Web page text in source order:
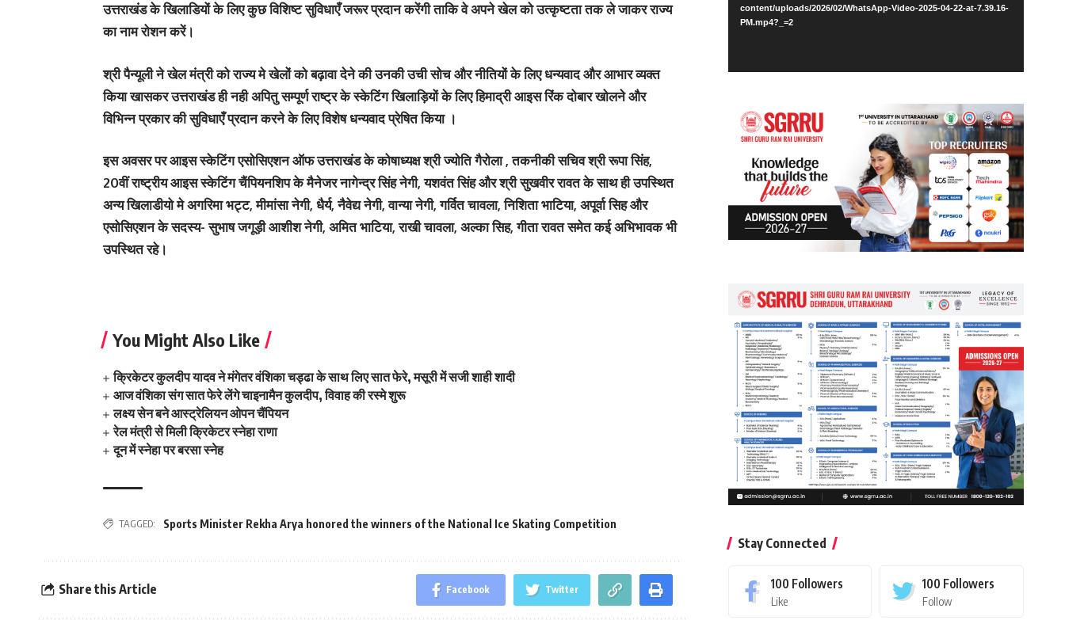
उत्तराखंड के खिलाडियों के लिए कुछ विशिष्ट सुविधाएँ जरूर प्रदान करेंगी ताकि वे अपने खेल को उत्कृष्टता तक ले जाकर राज्य
का नाम रोशन करें।
श्री पैन्यूली ने खेल मंत्री को राज्य मे खेलों को बढ़ावा देने की उनकी उची सोच और नीतियों के लिए धन्यवाद और आभार व्यक्त
किया खासकर उत्तराखंड ही नही अपितु सम्पूर्ण राष्ट्र के स्केटिंग खिलाड़ियों के लिए हिमाद्री आइस रिंक दोबार खोलने और
विभिन्न प्रकार की सुविधाएँ प्रदान करने के लिए विशेष धन्यवाद प्रेषित किया ।
इस अवसर पर आइस स्केटिंग एसोसिएशन ऑफ उत्तराखंड के कोषाध्यक्ष श्री ज्योति गैरोला , तकनीकी सचिव श्री रूपा सिंह,
20वीं राष्ट्रीय आइस स्केटिंग चैंपियनशिप के मैनेजर नागेन्द्र सिंह नेगी, यशवंत सिंह और श्री सुखवीर रावत के साथ ही उपस्थित
अन्य खिलाडीयो मे अगरिमा भट्ट, मीमांसा नेगी, धैर्य, नैवेद्य नेगी, वान्या नेगी, गर्वित चावला, निशिता भाटिया, अपूर्वा सिह और
एसोसिएशन के सदस्य- सुभाष जगूड़ी आशीश नेगी, अमित भाटिया, राखी चावला, अल्का सिह, गीता रावत समेत कई अभिभावक भी
उपस्थित रहे।
You Might Also Like
क्रिकेटर कुलदीप यादव ने मंगेतर वंशिका चड्ढा के साथ लिए सात फेरे, मसूरी में सजी शाही शादी
आज वंशिका संग सात फेरे लेंगे चाइनामैन कुलदीप, विवाह की रस्मे शुरू
लक्ष्य सेन बने आस्ट्रेलियन ओपन चैंपियन
रेल मंत्री से मिली क्रिकेटर स्नेहा राणा
दून में स्नेहा पर बरसा स्नेह
TAGGED: Sports Minister Rekha Arya honored the winners of the National Ice Skating Competition
Share this Article Facebook Twitter
content/uploads/2026/02/WhatsApp-Video-2025-04-22-at-7.39.16-
PM.mp4?_=2
Stay Connected
100 Followers
Like
100 Followers
Follow